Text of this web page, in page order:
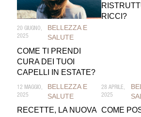
20 GIUGNO,
2025
BELLEZZA E
SALUTE
COME TI PRENDI
CURA DEI TUOI
CAPELLI IN ESTATE?
RICCI?
12 MAGGIO,
2025
BELLEZZA E
SALUTE
RECETTE, LA NUOVA
28 APRILE,
2025
COME